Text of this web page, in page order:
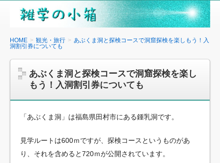
雑
の
箱
HOME 観光・旅行
あぶくま洞と探検コースで洞窟探検を楽しもう！入
洞割引券についても
あぶくま洞と探検コースで洞窟探検を楽し
もう！入洞割引券についても
「あぶくま洞」は福島県田村市にある鍾乳洞です。
見学ルートは600ｍですが、探検コースというものがあ
り、それを含めると720ｍが公開されています。